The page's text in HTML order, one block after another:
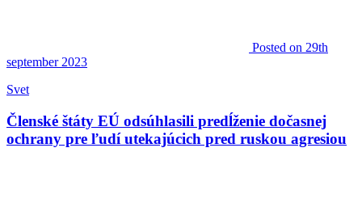
Posted on 29th
september 2023
Svet
Členské štáty EÚ odsúhlasili predĺženie dočasnej
ochrany pre ľudí utekajúcich pred ruskou agresiou